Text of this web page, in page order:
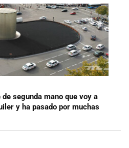
segunda mano que voy a
y ha pasado por muchas